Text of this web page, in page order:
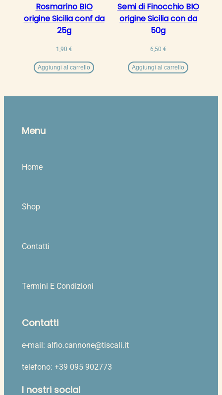
Rosmarino BIO
origine Sicilia conf da
25g
1,90 €
Aggiungi al carrello
Semi di Finocchio BIO
origine Sicilia con da
50g
6,50 €
Aggiungi al carrello
Menu
Home
Shop
Contatti
Termini E Condizioni
Contatti
e-mail: alfio.cannone@tiscali.it
telefono: +39 095 902773
I nostri social